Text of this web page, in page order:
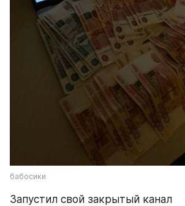
бабосики
Запустил свой закрытый канал